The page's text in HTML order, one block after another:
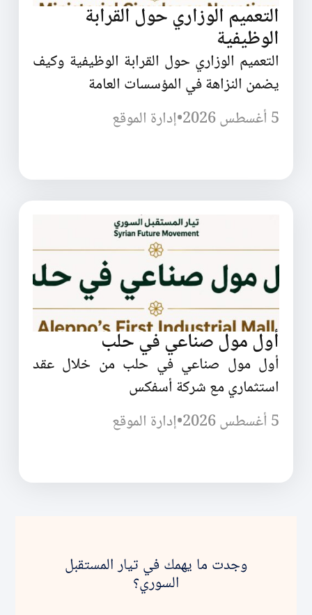
التعميم الوزاري حول القرابة
الوظيفية
التعميم الوزاري حول القرابة الوظيفية وكيف
يضمن النزاهة في المؤسسات العامة
5 أغسطس 2026
•إدارة الموقع
أول مول صناعي في حلب
أول مول صناعي في حلب من خلال عقد
استثماري مع شركة أسفكس
5 أغسطس 2026
•إدارة الموقع
وجدت ما يهمك في تيار المستقبل
السوري؟